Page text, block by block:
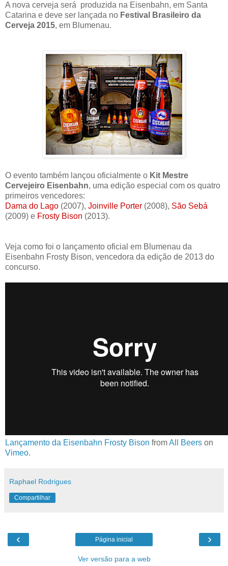
A nova cerveja será produzida na Eisenbahn, em Santa
Catarina e deve ser lançada no Festival Brasileiro da
Cerveja 2015, em Blumenau.
O evento também lançou oficialmente o Kit Mestre
Cervejeiro Eisenbahn, uma edição especial com os quatro
primeiros vencedores:
Dama do Lago (2007), Joinville Porter (2008), São Sebá
(2009) e Frosty Bison (2013).
Veja como foi o lançamento oficial em Blumenau da
Eisenbahn Frosty Bison, vencedora da edição de 2013 do
concurso.
Lançamento da Eisenbahn Frosty Bison fromAll Beers on
Vimeo.
Raphael Rodrigues
Compartilhar
‹ ›
Página inicial
Ver versão para a web